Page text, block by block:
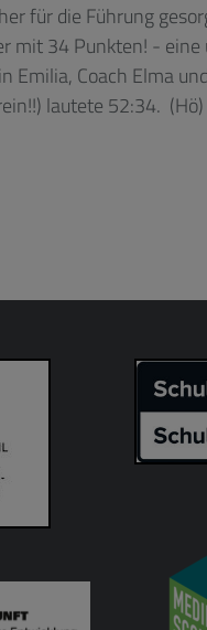
für die Führung
mit 34 Punkten! -
Coach Elma
lautete 52:34. (Hö)